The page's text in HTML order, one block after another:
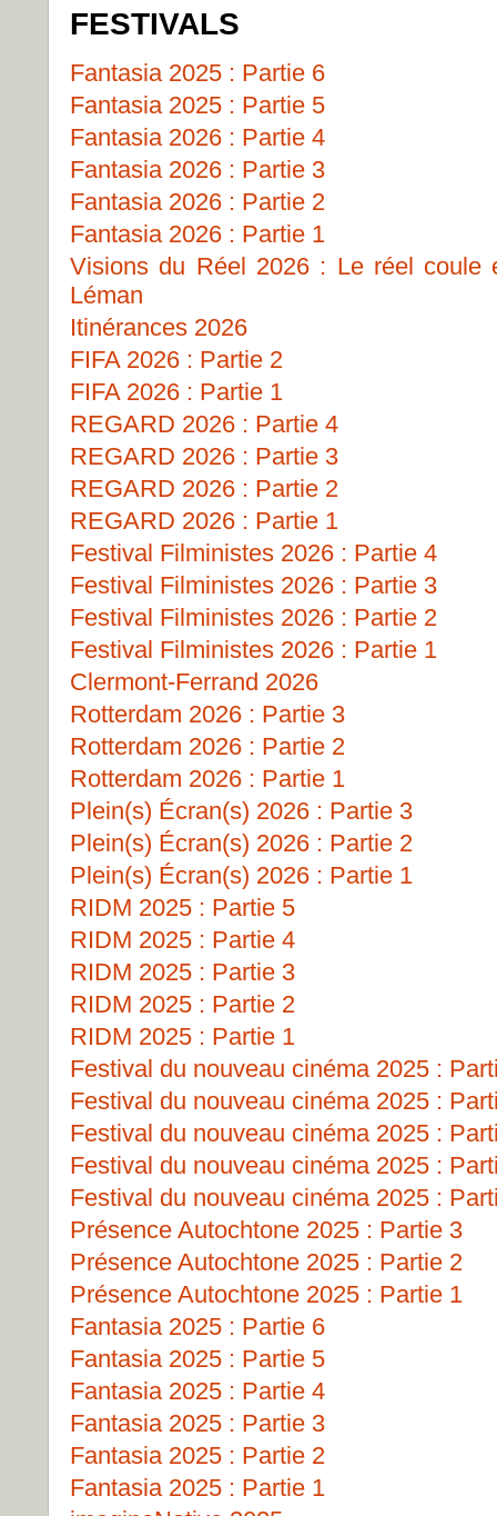
FESTIVALS
Fantasia 2025 : Partie 6
Fantasia 2025 : Partie 5
Fantasia 2026 : Partie 4
Fantasia 2026 : Partie 3
Fantasia 2026 : Partie 2
Fantasia 2026 : Partie 1
Visions du Réel 2026 : Le réel coule
Léman
Itinérances 2026
FIFA 2026 : Partie 2
FIFA 2026 : Partie 1
REGARD 2026 : Partie 4
REGARD 2026 : Partie 3
REGARD 2026 : Partie 2
REGARD 2026 : Partie 1
Festival Filministes 2026 : Partie 4
Festival Filministes 2026 : Partie 3
Festival Filministes 2026 : Partie 2
Festival Filministes 2026 : Partie 1
Clermont-Ferrand 2026
Rotterdam 2026 : Partie 3
Rotterdam 2026 : Partie 2
Rotterdam 2026 : Partie 1
Plein(s) Écran(s) 2026 : Partie 3
Plein(s) Écran(s) 2026 : Partie 2
Plein(s) Écran(s) 2026 : Partie 1
RIDM 2025 : Partie 5
RIDM 2025 : Partie 4
RIDM 2025 : Partie 3
RIDM 2025 : Partie 2
RIDM 2025 : Partie 1
Festival du nouveau cinéma 2025 :
Festival du nouveau cinéma 2025 :
Festival du nouveau cinéma 2025 :
Festival du nouveau cinéma 2025 :
Festival du nouveau cinéma 2025 :
Présence Autochtone 2025 : Partie 3
Présence Autochtone 2025 : Partie 2
Présence Autochtone 2025 : Partie 1
Fantasia 2025 : Partie 6
Fantasia 2025 : Partie 5
Fantasia 2025 : Partie 4
Fantasia 2025 : Partie 3
Fantasia 2025 : Partie 2
Fantasia 2025 : Partie 1